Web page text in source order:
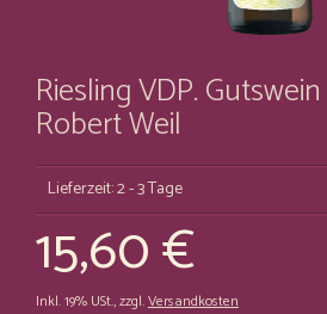
Riesling VDP.
Robert Weil
Lieferzeit: 2 - 3 Tage
15,60 €
Inkl. 19% USt.,zzgl.Versandkosten